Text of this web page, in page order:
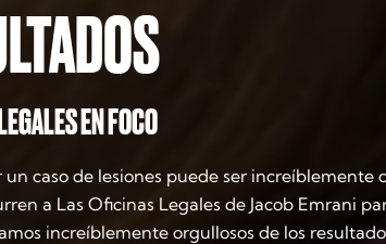
EN FOCO
caso de lesiones puede ser increíblemente
a Las Oficinas Legales de Jacob Emrani
increíblemente orgullosos de los